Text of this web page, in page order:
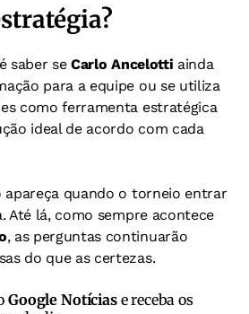
saber seCarlo Ancelotti ainda
para a equipe ou se utiliza
como ferramenta estratégica
ideal de acordo com cada
apareça quando o torneio entrar
Até lá, como sempre acontece
, as perguntas continuarão
do que as certezas.
Google Notíciase receba os